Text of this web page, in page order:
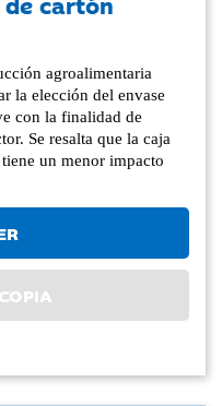
agroalimentaria
la elección del envase
con la finalidad de
Se resalta que la caja
un menor impacto